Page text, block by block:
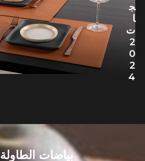
ج
ا
ت
2
0
2
4
بياضات الطاولة